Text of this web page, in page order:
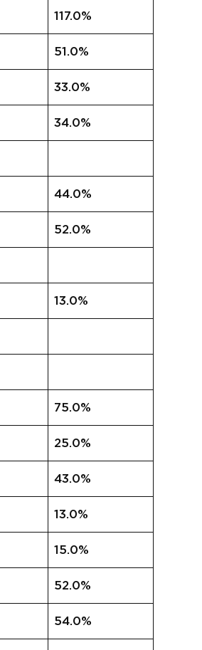
117.0%
51.0%
33.0%
34.0%
44.0%
52.0%
13.0%
75.0%
25.0%
43.0%
13.0%
15.0%
52.0%
54.0%